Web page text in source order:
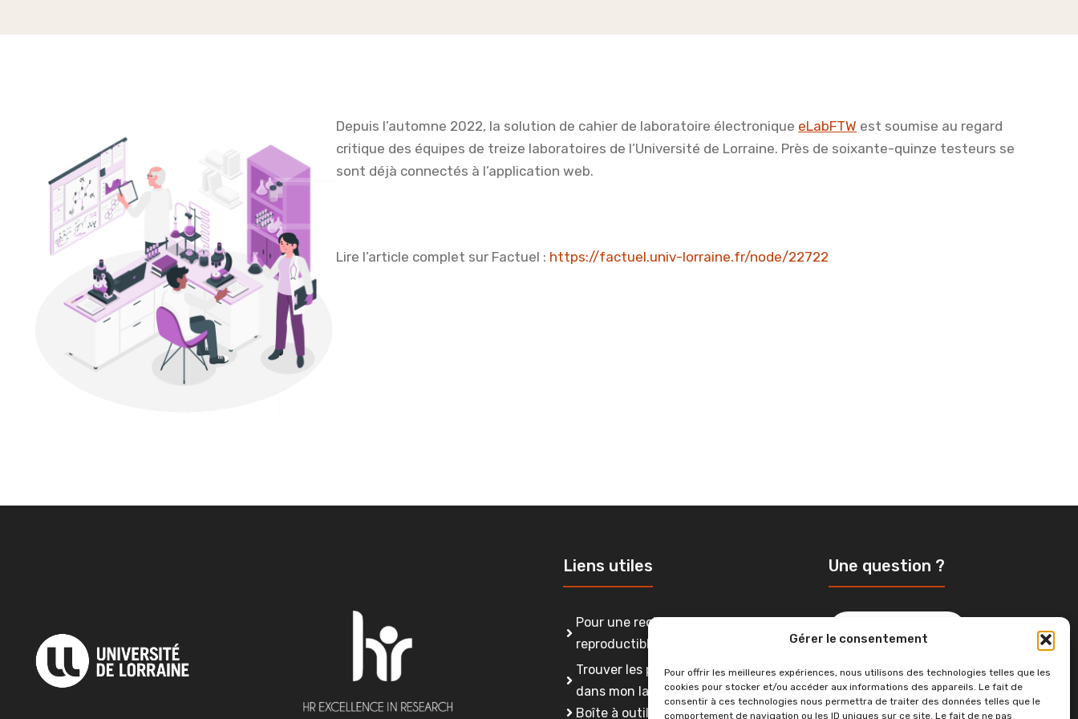
Gérer le consentement
Pour offrir les meilleures expériences, nous utilisons des technologies telles que les
cookies pour stocker et/ou accéder aux informations des appareils. Le fait de
consentir à ces technologies nous permettra de traiter des données telles que le
comportement de navigation ou les ID uniques sur ce site. Le fait de ne pas
Depuis l’automne 2022, la solution de cahier de laboratoire électronique eLabFTW est soumise au regard
critique des équipes de treize laboratoires de l’Université de Lorraine. Près de soixante-quinze testeurs se
sont déjà connectés à l’application web.
Lire l’article complet sur Factuel : https://factuel.univ-lorraine.fr/node/22722
Liens utiles
Pour une recherche lorraine plus
reproductible, intègre et ouverte
Trouver les personnes ressources
dans mon laboratoire
Boîte à outils
Une question ?
Contactez-nous